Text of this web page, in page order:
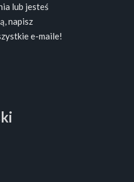
lub jesteś
napisz
e-maile!